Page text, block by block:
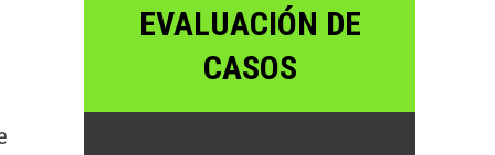
EVALUACIÓN DE
CASOS